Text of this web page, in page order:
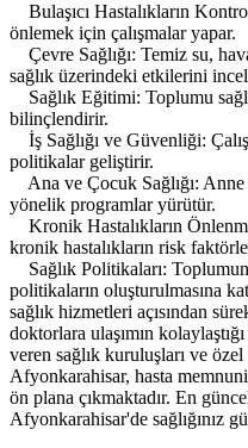
Bulaşıcı Hastalıkların
önlemek için çalışmalar yapar.
Çevre Sağlığı: Temiz su,
sağlık üzerindeki etkilerini
Sağlık Eğitimi: Toplumu
bilinçlendirir.
İş Sağlığı ve Güvenliği:
politikalar geliştirir.
Ana ve Çocuk Sağlığı: Anne
yönelik programlar yürütür.
Kronik Hastalıkların
kronik hastalıkların risk
Sağlık Politikaları:
politikaların oluşturulmasına
sağlık hizmetleri açısından
doktorlara ulaşımın
veren sağlık kuruluşları ve
Afyonkarahisar, hasta
ön plana çıkmaktadır. En
Afyonkarahisar'de sağlığınız